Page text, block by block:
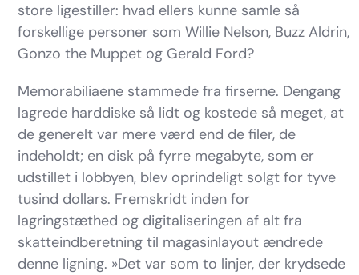
store ligestiller: hvad ellers kunne samle så
forskellige personer som Willie Nelson, Buzz Aldrin,
Gonzo the Muppet og Gerald Ford?
Memorabiliaene stammede fra firserne. Dengang
lagrede harddiske så lidt og kostede så meget, at
de generelt var mere værd end de filer, de
indeholdt; en disk på fyrre megabyte, som er
udstillet i lobbyen, blev oprindeligt solgt for tyve
tusind dollars. Fremskridt inden for
lagringstæthed og digitaliseringen af alt fra
skatteindberetning til magasinlayout ændrede
denne ligning. »Det var som to linjer, der krydsede